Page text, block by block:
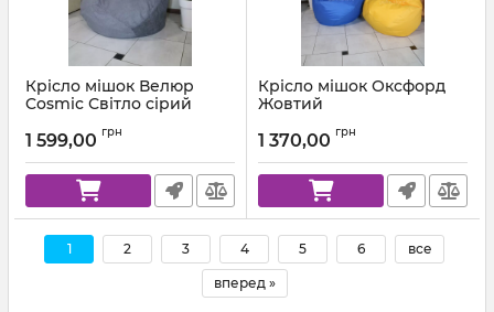
Крісло мішок Велюр
Cosmic Світло сірий
1 599,00 грн
Крісло мішок Оксфорд
Жовтий
1 370,00 грн
1 2 3 4 5 6 все
вперед »